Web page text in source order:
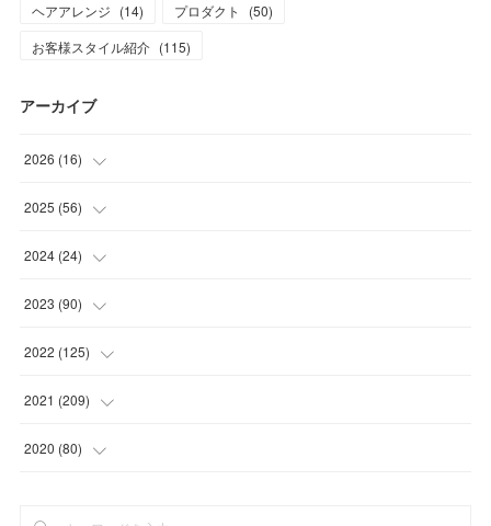
ヘアアレンジ (14) プロダクト (50)
お客様スタイル紹介 (115)
アーカイブ
2026 (16)
(1
(1
(7
(7)
2025 (56)
(5
(11 )
(17
(15
2024 (24)
(1
(1)
(2)
(9
2023 (90)
(12
(17
(16
2022 (125)
(8)
(11 )
2021 (209)
(9
2020 (80)